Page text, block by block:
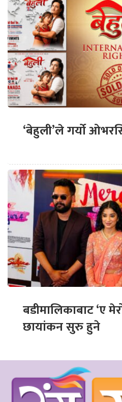
‘बेहुली’ले गर्यो
बडीमालिकाबाट ‘ए
छायांकन सुरु हुने